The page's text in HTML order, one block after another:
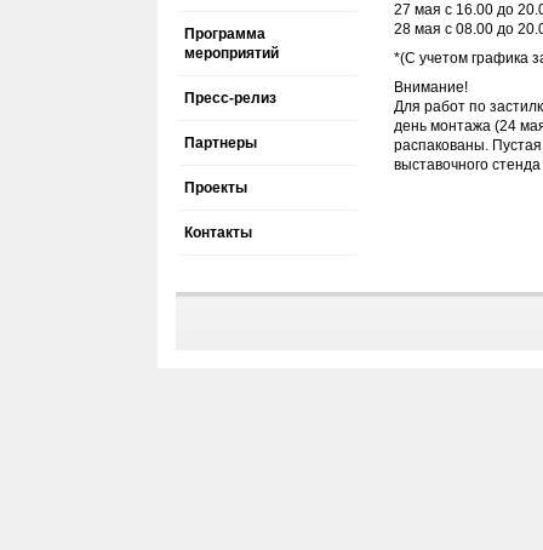
Программа
мероприятий
Пресс-релиз
Партнеры
Проекты
Контакты
27 мая с 16.00 до
28 мая с 08.00 до
*(C учетом графика
Внимание!
Для работ по
день монтажа (24
распакованы.
выставочного